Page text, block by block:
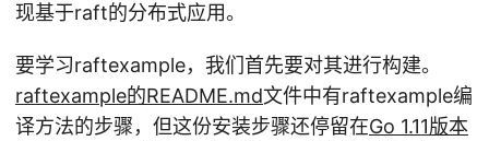
现基于raft的分布式应用。
要学习raftexample，我们首先要对其进行构建。
raftexample的README.md文件中有raftexample编
译方法的步骤，但这份安装步骤还停留在Go 1.11版本